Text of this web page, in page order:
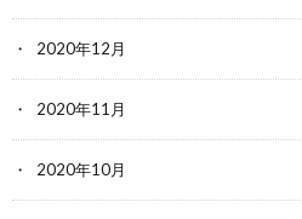
2020年12月
2020年11月
2020年10月